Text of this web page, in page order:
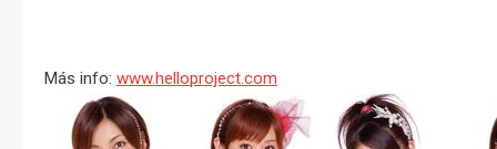
Más info: www.helloproject.com